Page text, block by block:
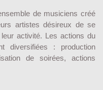
de musiciens créé
artistes désireux de se
activité. Les actions du
diversifiées : production
de soirées, actions